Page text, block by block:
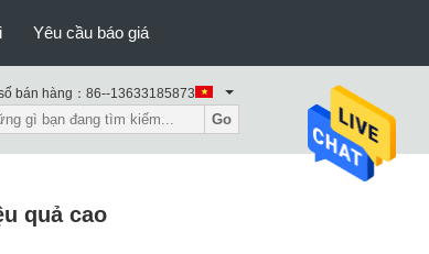
Yêu cầu báo giá
bán hàng： 86--13633185873
Go
quả cao